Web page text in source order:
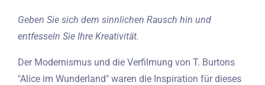
Geben Sie sich dem sinnlichen Rausch hin und
entfesseln Sie Ihre Kreativität.
Der Modernismus und die Verfilmung von T. Burtons
"Alice im Wunderland" waren die Inspiration für dieses